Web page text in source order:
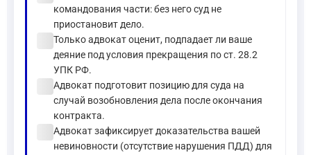
командования части: без него суд не
приостановит дело.
Только адвокат оценит, подпадает ли ваше
деяние под условия прекращения по ст. 28.2
УПК РФ.
Адвокат подготовит позицию для суда на
случай возобновления дела после окончания
контракта.
Адвокат зафиксирует доказательства вашей
невиновности (отсутствие нарушения ПДД) для